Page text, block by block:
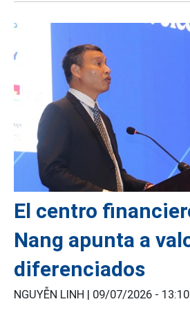
El centro
Nang apunta a
diferenciados
NGUYỄN LINH | 09/07/2026 - 13:10